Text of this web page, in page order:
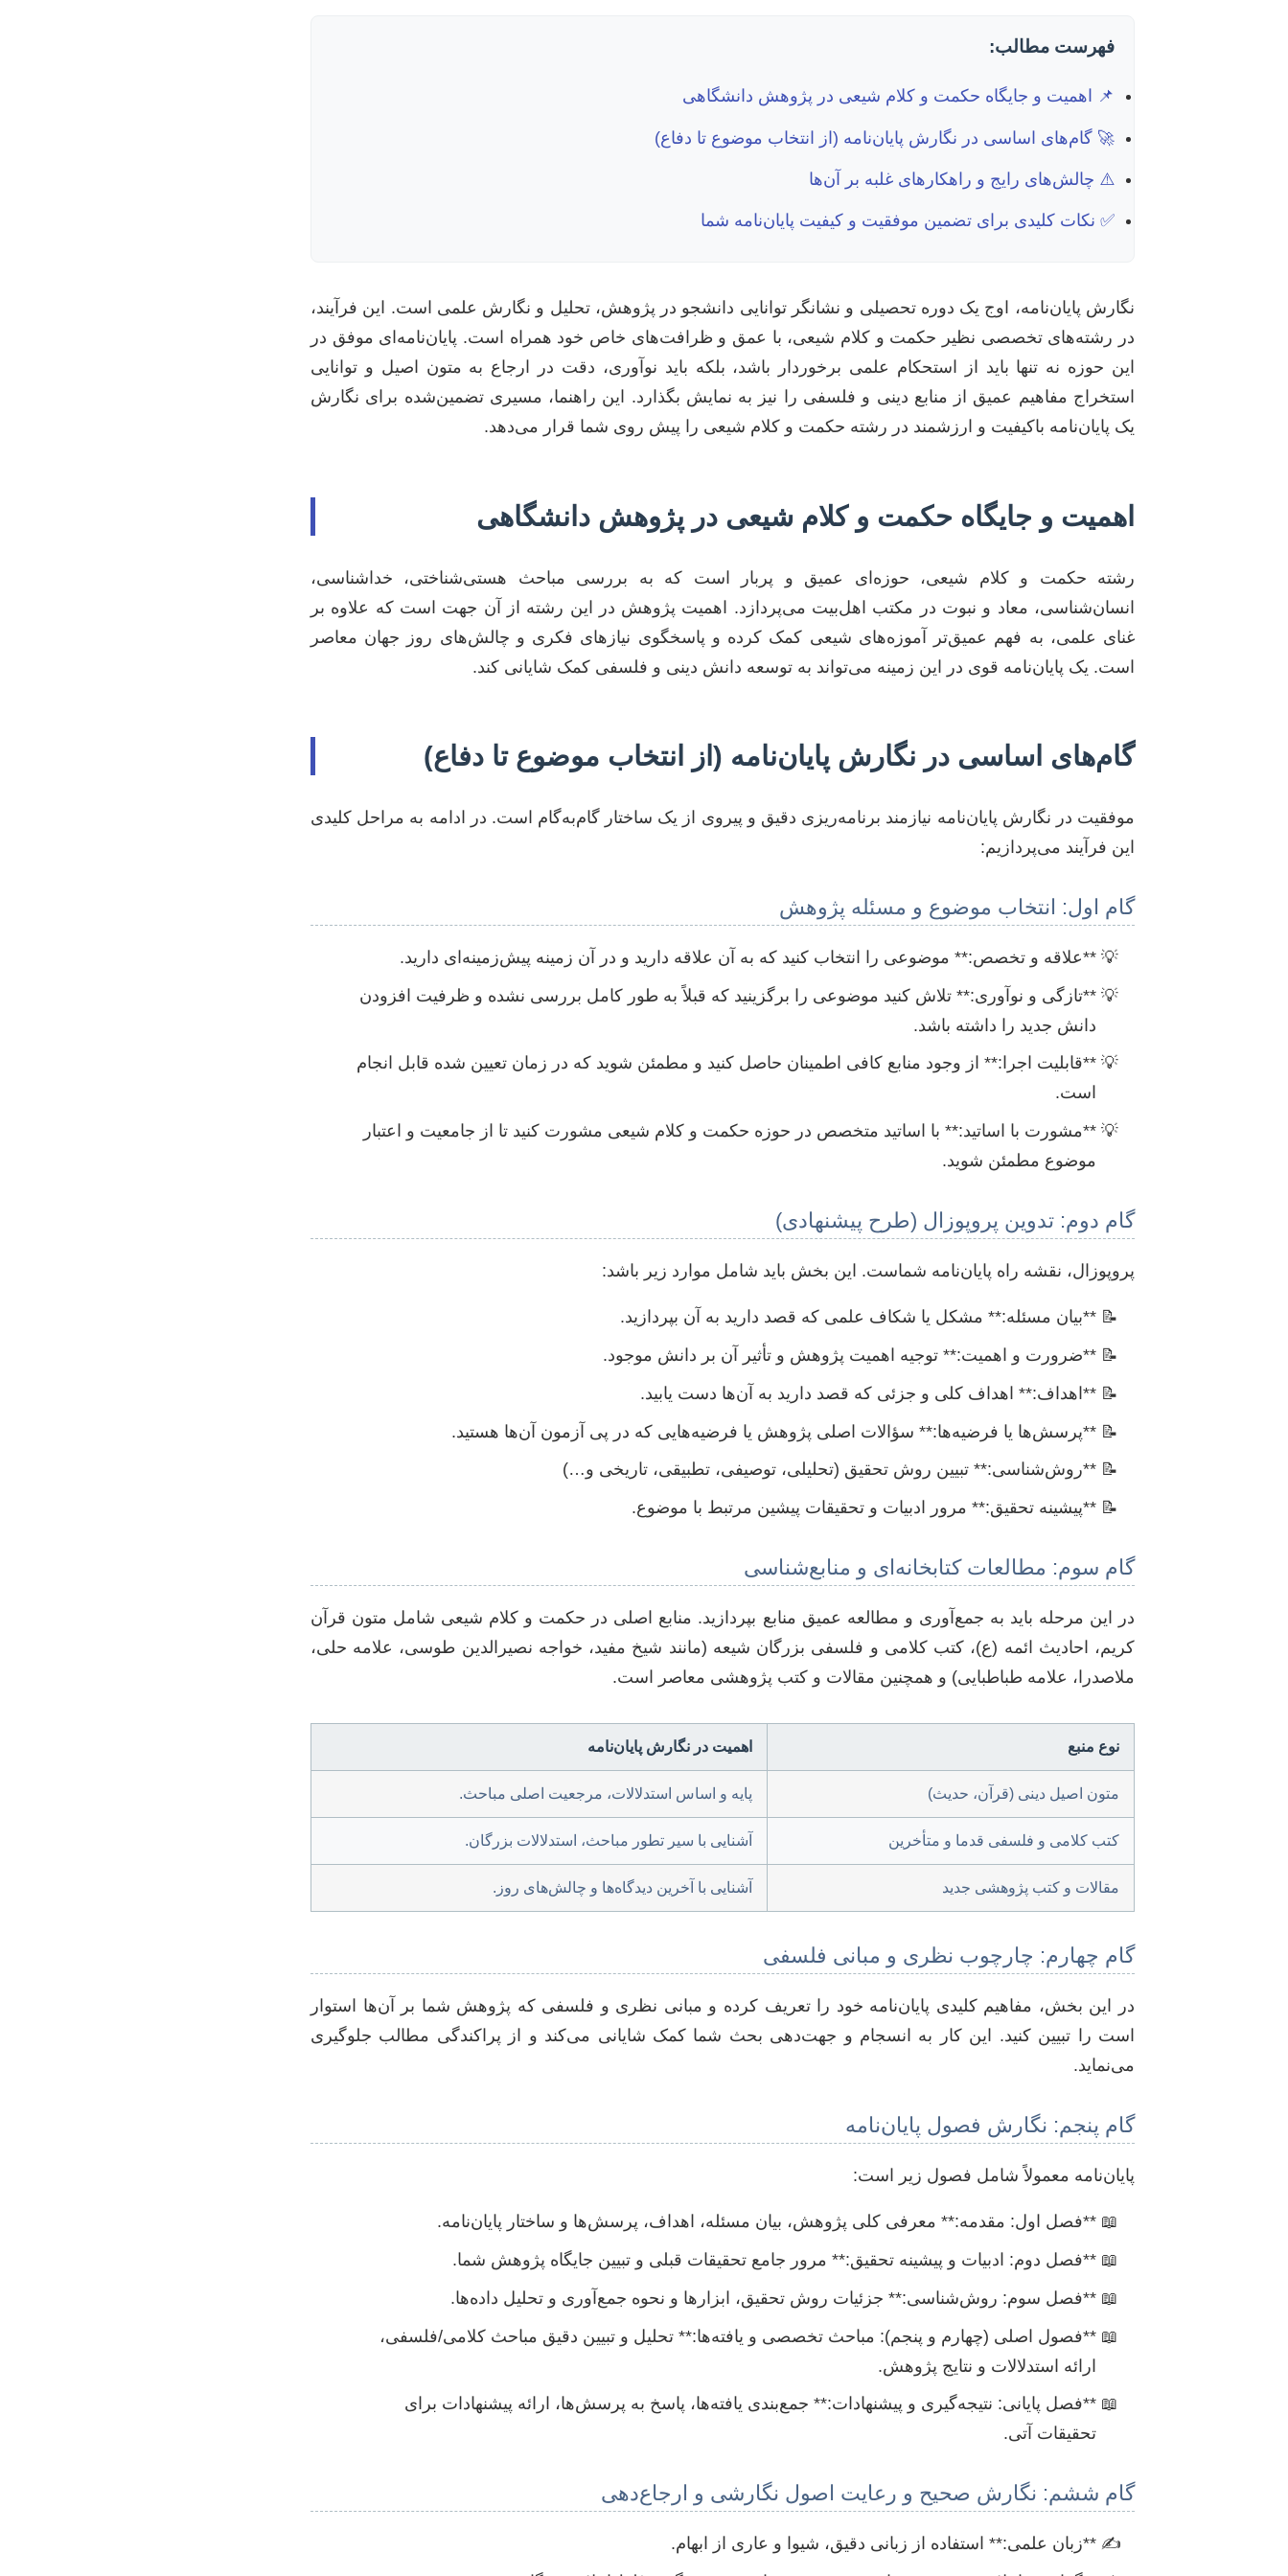
فهرست مطالب:
📌 اهمیت و جایگاه حکمت و کلام شیعی در پژوهش دانشگاهی
🚀 گام‌های اساسی در نگارش پایان‌نامه (از انتخاب موضوع تا دفاع)
⚠️ چالش‌های رایج و راهکارهای غلبه بر آن‌ها
✅ نکات کلیدی برای تضمین موفقیت و کیفیت پایان‌نامه شما
نگارش پایان‌نامه، اوج یک دوره تحصیلی و نشانگر توانایی دانشجو در پژوهش، تحلیل و نگارش علمی است. این فرآیند،
در رشته‌های تخصصی نظیر حکمت و کلام شیعی، با عمق و ظرافت‌های خاص خود همراه است. پایان‌نامه‌ای موفق در
این حوزه نه تنها باید از استحکام علمی برخوردار باشد، بلکه باید نوآوری، دقت در ارجاع به متون اصیل و توانایی
استخراج مفاهیم عمیق از منابع دینی و فلسفی را نیز به نمایش بگذارد. این راهنما، مسیری تضمین‌شده برای نگارش
یک پایان‌نامه باکیفیت و ارزشمند در رشته حکمت و کلام شیعی را پیش روی شما قرار می‌دهد.
اهمیت و جایگاه حکمت و کلام شیعی در پژوهش دانشگاهی
رشته حکمت و کلام شیعی، حوزه‌ای عمیق و پربار است که به بررسی مباحث هستی‌شناختی، خداشناسی،
انسان‌شناسی، معاد و نبوت در مکتب اهل‌بیت می‌پردازد. اهمیت پژوهش در این رشته از آن جهت است که علاوه بر
غنای علمی، به فهم عمیق‌تر آموزه‌های شیعی کمک کرده و پاسخگوی نیازهای فکری و چالش‌های روز جهان معاصر
است. یک پایان‌نامه قوی در این زمینه می‌تواند به توسعه دانش دینی و فلسفی کمک شایانی کند.
گام‌های اساسی در نگارش پایان‌نامه (از انتخاب موضوع تا دفاع)
موفقیت در نگارش پایان‌نامه نیازمند برنامه‌ریزی دقیق و پیروی از یک ساختار گام‌به‌گام است. در ادامه به مراحل کلیدی
این فرآیند می‌پردازیم:
گام اول: انتخاب موضوع و مسئله پژوهش
**علاقه و تخصص:** موضوعی را انتخاب کنید که به آن علاقه دارید و در آن زمینه پیش‌زمینه‌ای دارید.
**تازگی و نوآوری:** تلاش کنید موضوعی را برگزینید که قبلاً به طور کامل بررسی نشده و ظرفیت افزودن
دانش جدید را داشته باشد.
**قابلیت اجرا:** از وجود منابع کافی اطمینان حاصل کنید و مطمئن شوید که در زمان تعیین شده قابل انجام
است.
**مشورت با اساتید:** با اساتید متخصص در حوزه حکمت و کلام شیعی مشورت کنید تا از جامعیت و اعتبار
موضوع مطمئن شوید.
گام دوم: تدوین پروپوزال (طرح پیشنهادی)
پروپوزال، نقشه راه پایان‌نامه شماست. این بخش باید شامل موارد زیر باشد:
**بیان مسئله:** مشکل یا شکاف علمی که قصد دارید به آن بپردازید.
**ضرورت و اهمیت:** توجیه اهمیت پژوهش و تأثیر آن بر دانش موجود.
**اهداف:** اهداف کلی و جزئی که قصد دارید به آن‌ها دست یابید.
**پرسش‌ها یا فرضیه‌ها:** سؤالات اصلی پژوهش یا فرضیه‌هایی که در پی آزمون آن‌ها هستید.
**روش‌شناسی:** تبیین روش تحقیق (تحلیلی، توصیفی، تطبیقی، تاریخی و…)
**پیشینه تحقیق:** مرور ادبیات و تحقیقات پیشین مرتبط با موضوع.
گام سوم: مطالعات کتابخانه‌ای و منابع‌شناسی
در این مرحله باید به جمع‌آوری و مطالعه عمیق منابع بپردازید. منابع اصلی در حکمت و کلام شیعی شامل متون قرآن
کریم، احادیث ائمه (ع)، کتب کلامی و فلسفی بزرگان شیعه (مانند شیخ مفید، خواجه نصیرالدین طوسی، علامه حلی،
ملاصدرا، علامه طباطبایی) و همچنین مقالات و کتب پژوهشی معاصر است.
نوع منبع اهمیت در نگارش پایان‌نامه
متون اصیل دینی (قرآن، حدیث) پایه و اساس استدلالات، مرجعیت اصلی مباحث.
کتب کلامی و فلسفی قدما و متأخرین آشنایی با سیر تطور مباحث، استدلالات بزرگان.
مقالات و کتب پژوهشی جدید آشنایی با آخرین دیدگاه‌ها و چالش‌های روز.
گام چهارم: چارچوب نظری و مبانی فلسفی
در این بخش، مفاهیم کلیدی پایان‌نامه خود را تعریف کرده و مبانی نظری و فلسفی که پژوهش شما بر آن‌ها استوار
است را تبیین کنید. این کار به انسجام و جهت‌دهی بحث شما کمک شایانی می‌کند و از پراکندگی مطالب جلوگیری
می‌نماید.
گام پنجم: نگارش فصول پایان‌نامه
پایان‌نامه معمولاً شامل فصول زیر است:
**فصل اول: مقدمه:** معرفی کلی پژوهش، بیان مسئله، اهداف، پرسش‌ها و ساختار پایان‌نامه.
**فصل دوم: ادبیات و پیشینه تحقیق:** مرور جامع تحقیقات قبلی و تبیین جایگاه پژوهش شما.
**فصل سوم: روش‌شناسی:** جزئیات روش تحقیق، ابزارها و نحوه جمع‌آوری و تحلیل داده‌ها.
**فصول اصلی (چهارم و پنجم): مباحث تخصصی و یافته‌ها:** تحلیل و تبیین دقیق مباحث کلامی/فلسفی،
ارائه استدلالات و نتایج پژوهش.
**فصل پایانی: نتیجه‌گیری و پیشنهادات:** جمع‌بندی یافته‌ها، پاسخ به پرسش‌ها، ارائه پیشنهادات برای
تحقیقات آتی.
گام ششم: نگارش صحیح و رعایت اصول نگارشی و ارجاع‌دهی
**زبان علمی:** استفاده از زبانی دقیق، شیوا و عاری از ابهام.